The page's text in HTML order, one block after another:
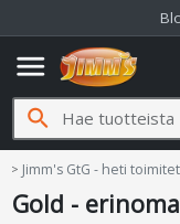
menu
search
Jimm's GtG - heti
Gold -